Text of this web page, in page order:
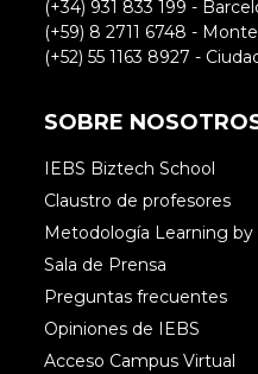
Accede para responder
Comparto una
endomarketing y la
líderes.
(+34) 931 833 199 -
(+59) 8 2711 6748 -
(+52) 55 1163 8927 -
SOBRE
IEBS Biztech School
Claustro de profesores
Metodología Learning by
Sala de Prensa
Preguntas frecuentes
Opiniones de IEBS
Acceso Campus Virtual